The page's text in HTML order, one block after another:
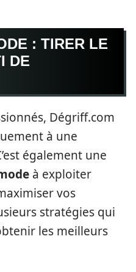
: TIRER LE
DE
Dégriff.com
à une
également une
à exploiter
vos
stratégies qui
les meilleurs